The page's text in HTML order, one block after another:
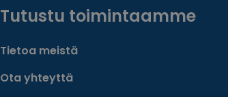
Tutustu toimintaamme
Tietoa meistä
Ota yhteyttä